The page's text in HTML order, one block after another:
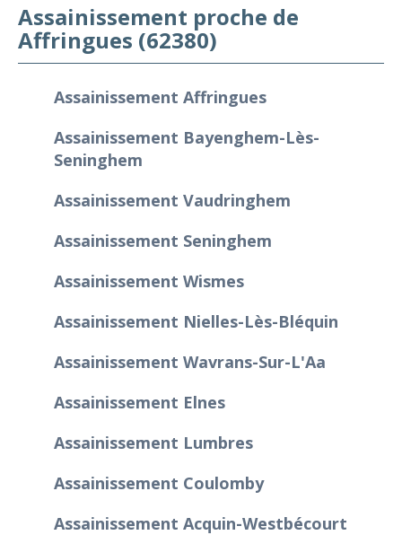
Assainissement proche de
Affringues (62380)
Assainissement Affringues
Assainissement Bayenghem-Lès-
Seninghem
Assainissement Vaudringhem
Assainissement Seninghem
Assainissement Wismes
Assainissement Nielles-Lès-Bléquin
Assainissement Wavrans-Sur-L'Aa
Assainissement Elnes
Assainissement Lumbres
Assainissement Coulomby
Assainissement Acquin-Westbécourt